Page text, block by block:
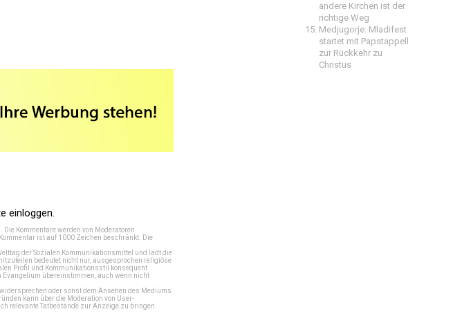
einloggen.
. Die Kommentare werden von Moderatoren
ist auf 1000 Zeichen beschränkt. Die
der Sozialen Kommunikationsmittel und lädt die
bedeutet nicht nur, ausgesprochen religiöse
Profil und Kommunikationsstil konsequent
übereinstimmen, auch wenn nicht
oder sonst dem Ansehen des Mediums
kann über die Moderation von User-
relevante Tatbestände zur Anzeige zu bringen.
andere Kirchen ist der
richtige Weg
Medjugorje: Mladifest
startet mit Papstappell
zur Rückkehr zu
Christus